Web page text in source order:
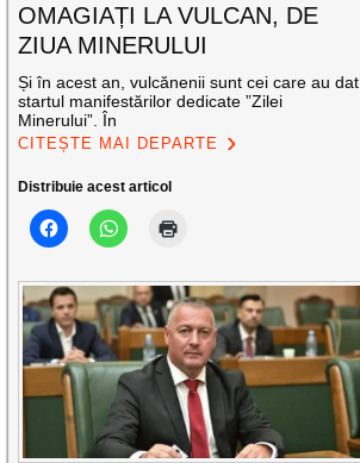
OMAGIAȚI LA VULCAN, DE
ZIUA MINERULUI
Și în acest an, vulcănenii sunt cei care au dat
startul manifestărilor dedicate ”Zilei
Minerului”. În
CITEȘTE MAI DEPARTE
Distribuie acest articol